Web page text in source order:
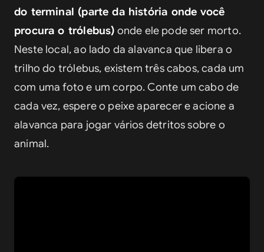
do terminal (parte da história onde você
procura o trólebus) onde ele pode ser morto.
Neste local, ao lado da alavanca que libera o
trilho do trólebus, existem três cabos, cada um
com uma foto e um corpo. Conte um cabo de
cada vez, espere o peixe aparecer e acione a
alavanca para jogar vários detritos sobre o
animal.